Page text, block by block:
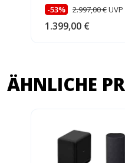
-53% 2.997,00 €UVP
1.399,00 €
ÄHNLICHE